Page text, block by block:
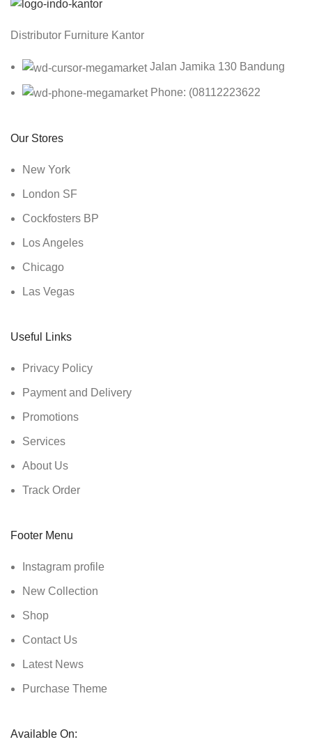
Distributor Furniture Kantor
Jalan Jamika 130 Bandung
Phone: (08112223622
Our Stores
New York
London SF
Cockfosters BP
Los Angeles
Chicago
Las Vegas
Useful Links
Privacy Policy
Payment and Delivery
Promotions
Services
About Us
Track Order
Footer Menu
Instagram profile
New Collection
Shop
Contact Us
Latest News
Purchase Theme
Available On: